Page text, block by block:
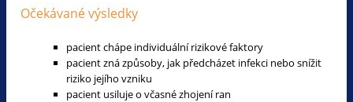
Očekávané výsledky
pacient chápe individuální rizikové faktory
pacient zná způsoby, jak předcházet infekci nebo snížit
riziko jejího vzniku
pacient usiluje o včasné zhojení ran